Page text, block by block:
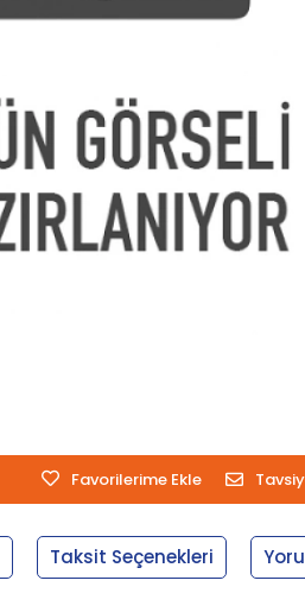
Favorilerime Ekle
Taksit Seçenekleri